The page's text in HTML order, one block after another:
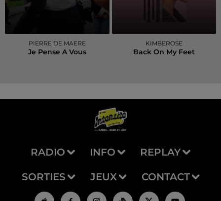
PIERRE DE MAERE
Je Pense A Vous
KIMBEROSE
Back On My Feet
RADIO INFO REPLAY
SORTIES JEUX CONTACT